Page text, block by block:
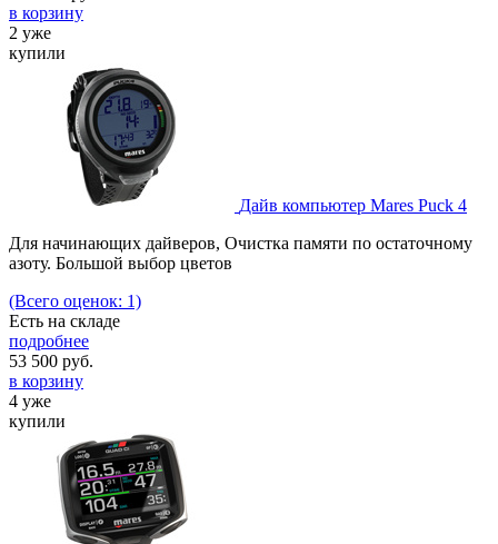
в корзину
2 уже
купили
Дайв компьютер Mares Puck 4
Для начинающих дайверов, Очистка памяти по остаточному
азоту. Большой выбор цветов
(Всего оценок: 1)
Есть на складе
подробнее
53 500 руб.
в корзину
4 уже
купили